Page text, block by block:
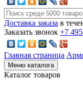
Доставка заказа в
Заказать звонок +7
Главная страница
Меню каталога
Каталог товаров